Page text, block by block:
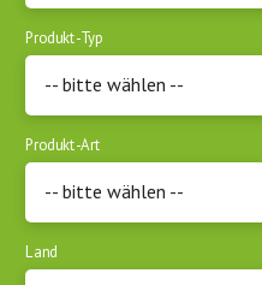
Produkt-Typ
-- bitte wählen --
Produkt-Art
-- bitte wählen --
Land